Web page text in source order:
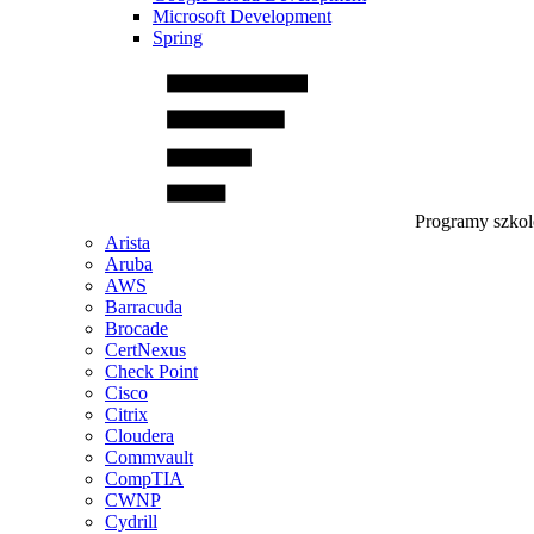
Microsoft Development
Spring
Programy
Arista
Aruba
AWS
Barracuda
Brocade
CertNexus
Check Point
Cisco
Citrix
Cloudera
Commvault
CompTIA
CWNP
Cydrill